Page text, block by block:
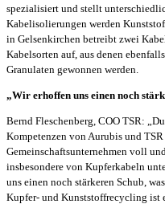
spezialisiert und stellt
Kabelisolierungen werden
in Gelsenkirchen betreibt zwei
Kabelsorten auf, aus denen
Granulaten gewonnen werden.
„Wir erhoffen uns einen noch
Bernd Fleschenberg, COO TSR:
Kompetenzen von Aurubis und
Gemeinschaftsunternehmen voll
insbesondere von Kupferkabeln
uns einen noch stärkeren Schub,
Kupfer- und Kunststoffrecycling ist